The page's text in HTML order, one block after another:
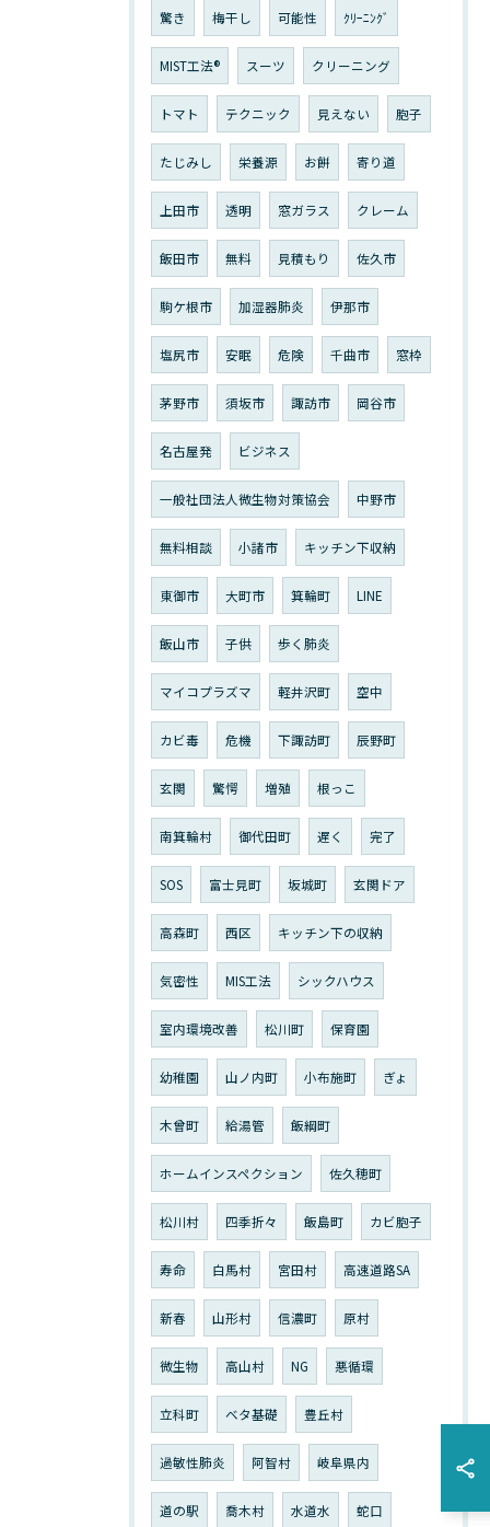
驚き 梅干し 可能性 ｸﾘｰﾆﾝｸﾞ
MIST工法® スーツ クリーニング
トマト テクニック 見えない 胞子
たじみし 栄養源 お餅 寄り道
上田市 透明 窓ガラス クレーム
飯田市 無料 見積もり 佐久市
駒ケ根市 加湿器肺炎 伊那市
塩尻市 安眠 危険 千曲市 窓枠
茅野市 須坂市 諏訪市 岡谷市
名古屋発 ビジネス
一般社団法人微生物対策協会 中野市
無料相談 小諸市 キッチン下収納
東御市 大町市 箕輪町 LINE
飯山市 子供 歩く肺炎
マイコプラズマ 軽井沢町 空中
カビ毒 危機 下諏訪町 辰野町
玄関 驚愕 増殖 根っこ
南箕輪村 御代田町 遅く 完了
SOS 富士見町 坂城町 玄関ドア
高森町 西区 キッチン下の収納
気密性 MIS工法 シックハウス
室内環境改善 松川町 保育園
幼稚園 山ノ内町 小布施町 ぎょ
木曾町 給湯管 飯綱町
ホームインスペクション 佐久穂町
松川村 四季折々 飯島町 カビ胞子
寿命 白馬村 宮田村 高速道路SA
新春 山形村 信濃町 原村
微生物 高山村 NG 悪循環
立科町 ベタ基礎 豊丘村
過敏性肺炎 阿智村 岐阜県内
道の駅 喬木村 水道水 蛇口